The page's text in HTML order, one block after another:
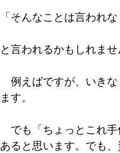
「そんなことは言われ
と言われるかもしれま
例えばですが、いきな
ます。
でも「ちょっとこれ手
あると思います。でも